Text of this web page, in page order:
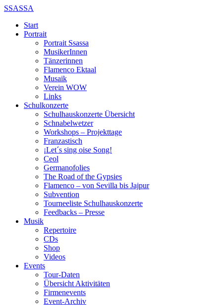
SSASSA
Start
Portrait
Portrait Ssassa
MusikerInnen
Tänzerinnen
Flamenco Ektaal
Musaik
Verein WOW
Links
Schulkonzerte
Schulhauskonzerte Übersicht
Schnabelwetzer
Workshops – Projekttage
Franzastisch
¡Let´s sing oise Song!
Ceol
Germanofolies
The Road of the Gypsies
Flamenco – von Sevilla bis Jajpur
Subvention
Tourneeliste Schulhauskonzerte
Feedbacks – Presse
Musik
Repertoire
CDs
Shop
Videos
Events
Tour-Daten
Übersicht Aktivitäten
Firmenevents
Event-Archiv